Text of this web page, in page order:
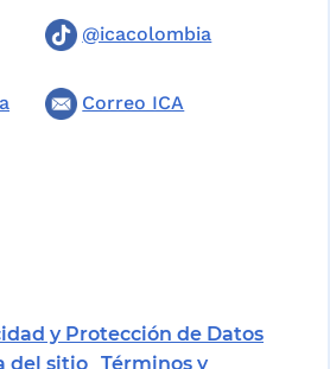
@icacolombia
Correo ICA
y Protección de Datos
del sitio Términos y